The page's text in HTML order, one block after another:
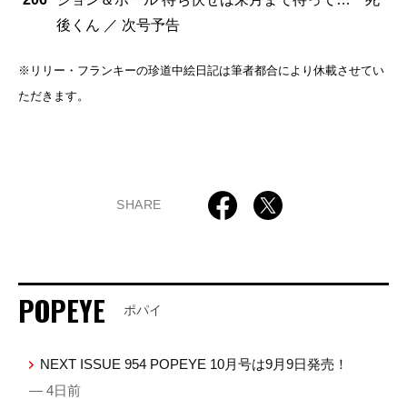
後くん ／ 次号予告
※リリー・フランキーの珍道中絵日記は筆者都合により休載させてい
ただきます。
SHARE
POPEYE ポパイ
NEXT ISSUE 954 POPEYE 10月号は9月9日発売！
— 4日前